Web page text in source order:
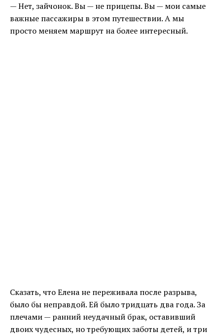
— Нет, зайчонок. Вы — не прицепы. Вы — мои самые
важные пассажиры в этом путешествии. А мы
просто меняем маршрут на более интересный.
Сказать, что Елена не переживала после разрыва,
было бы неправдой. Ей было тридцать два года. За
плечами — ранний неудачный брак, оставивший
двоих чудесных, но требующих заботы детей, и три